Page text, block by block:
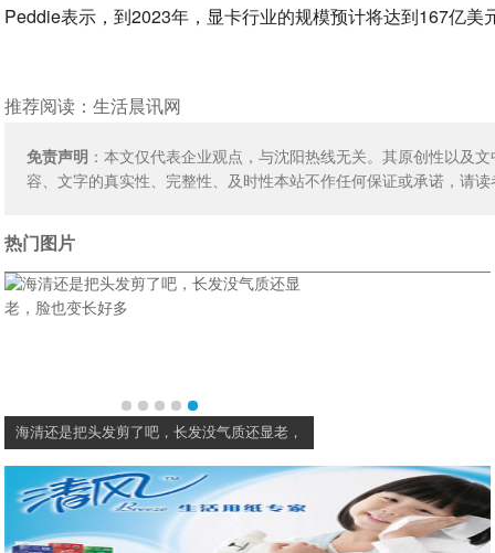
Peddie表示，到2023年，显卡行业的规模预计将达到167亿美
推荐阅读：生活晨讯网
免责声明 ：本文仅代表企业观点，与沈阳热线无关。其原创性以及
容、文字的真实性、完整性、及时性本站不作任何保证或承诺，请
热门图片
海清还是把头发剪了吧，长发没气质还显老，